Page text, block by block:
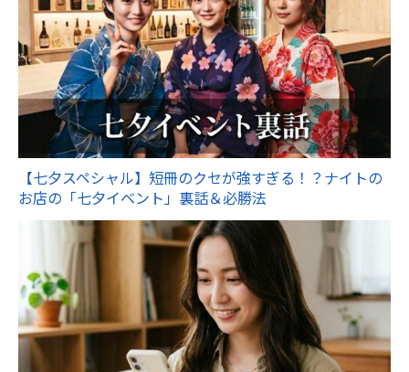
【七夕スペシャル】短冊のクセが強すぎる！？ナイトの
お店の「七夕イベント」裏話＆必勝法